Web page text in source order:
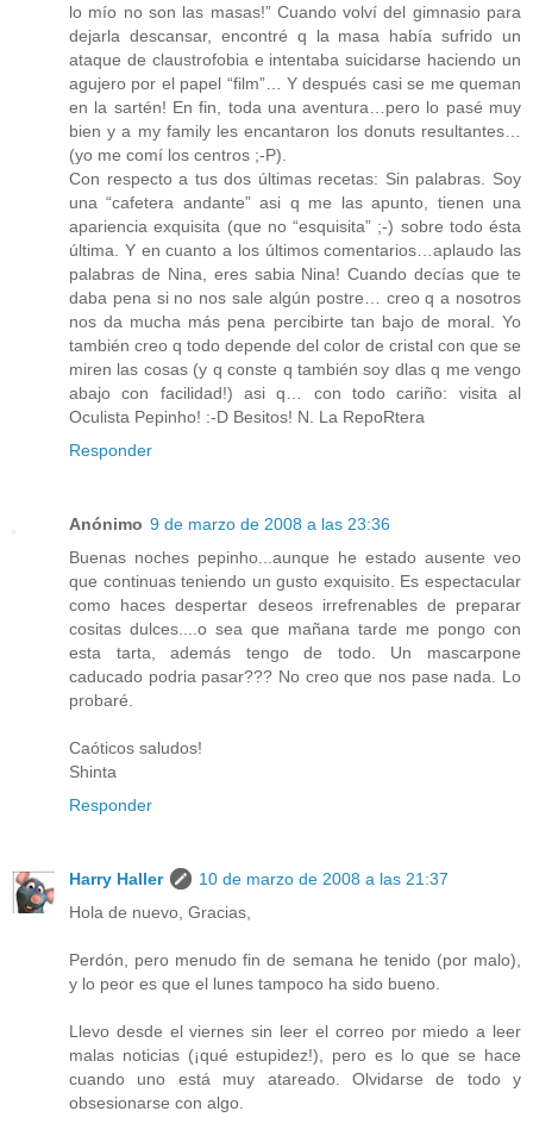
lo mío no son las masas!” Cuando volví del gimnasio para
dejarla descansar, encontré q la masa había sufrido un
ataque de claustrofobia e intentaba suicidarse haciendo un
agujero por el papel “film”… Y después casi se me queman
en la sartén! En fin, toda una aventura…pero lo pasé muy
bien y a my family les encantaron los donuts resultantes…
(yo me comí los centros ;-P).
Con respecto a tus dos últimas recetas: Sin palabras. Soy
una “cafetera andante” asi q me las apunto, tienen una
apariencia exquisita (que no “esquisita” ;-) sobre todo ésta
última. Y en cuanto a los últimos comentarios…aplaudo las
palabras de Nina, eres sabia Nina! Cuando decías que te
daba pena si no nos sale algún postre… creo q a nosotros
nos da mucha más pena percibirte tan bajo de moral. Yo
también creo q todo depende del color de cristal con que se
miren las cosas (y q conste q también soy dlas q me vengo
abajo con facilidad!) asi q… con todo cariño: visita al
Oculista Pepinho! :-D Besitos! N. La RepoRtera
Responder
Anónimo 9 de marzo de 2008 a las 23:36
Buenas noches pepinho...aunque he estado ausente veo
que continuas teniendo un gusto exquisito. Es espectacular
como haces despertar deseos irrefrenables de preparar
cositas dulces....o sea que mañana tarde me pongo con
esta tarta, además tengo de todo. Un mascarpone
caducado podria pasar??? No creo que nos pase nada. Lo
probaré.
Caóticos saludos!
Shinta
Responder
Harry Haller
10 de marzo de 2008 a las 21:37
Hola de nuevo, Gracias,
Perdón, pero menudo fin de semana he tenido (por malo),
y lo peor es que el lunes tampoco ha sido bueno.
Llevo desde el viernes sin leer el correo por miedo a leer
malas noticias (¡qué estupidez!), pero es lo que se hace
cuando uno está muy atareado. Olvidarse de todo y
obsesionarse con algo.